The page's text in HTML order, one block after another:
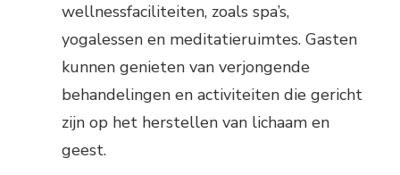
wellnessfaciliteiten, zoals spa’s,
yogalessen en meditatieruimtes. Gasten
kunnen genieten van verjongende
behandelingen en activiteiten die gericht
zijn op het herstellen van lichaam en
geest.